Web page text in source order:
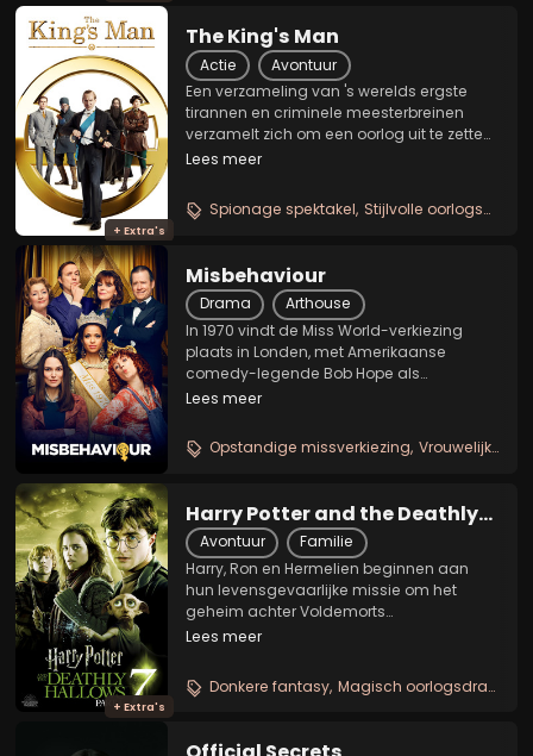
+ Extra's
The King's Man
Actie
Avontuur
Een verzameling van 's werelds ergste
tirannen en criminele meesterbreinen
verzamelt zich om een oorlog uit te zetten
die miljoenen zal vernietigen. De hoop is
zal moeten racen om ze te stoppen. Het
leidt tot...
Lees meer
Spionage spektakel Stijlvolle oorlogsactie
Misbehaviour
Drama
Arthouse
In 1970 vindt de Miss World-verkiezing
plaats in Londen, met Amerikaanse
comedy-legende Bob Hope als
presentator. De show is in die tijd met
bekeken tvprogramma ter wereld. De dan
net opgerichte Womens...
Lees meer
Opstandige missverkiezing Vrouwelijke strijdlust
+ Extra's
Harry Potter and the Deathly
Hallows - Part 1
Avontuur
Familie
Harry, Ron en Hermelien beginnen aan
hun levensgevaarlijke missie om het
geheim achter Voldemorts
onsterfelijkheid en macht te vinden en
alleen en op de vlucht zijn, moeten de
vrienden meer dan ooit op elkaar...
Lees meer
Donkere fantasy Magisch oorlogsdrama